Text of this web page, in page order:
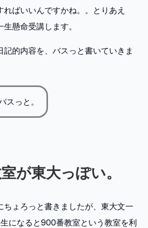
ばいいんですかね。。とりあえ
懸命受講します。
記的内容を、バスっと書いていきま
スっと。
が東大っぽい。
ちょろっと書きましたが、東大文一
になると900番教室という教室を利